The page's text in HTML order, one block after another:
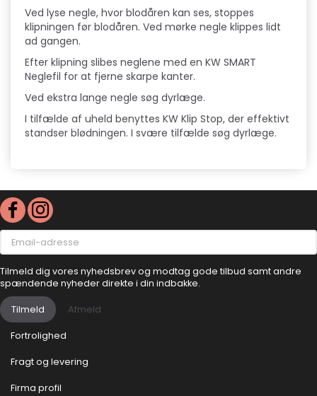
Ved lyse negle, hvor blodåren kan ses, stoppes
klipningen før blodåren. Ved mørke negle klippes lidt
ad gangen.
Efter klipning slibes neglene med en KW SMART
Neglefil for at fjerne skarpe kanter.
Ved ekstra lange negle søg dyrlæge.
I tilfælde af uheld benyttes KW Klip Stop, der effektivt
standser blødningen. I svære tilfælde søg dyrlæge.
Email-
adresse
Tilmeld dig vores nyhedsbrev og modtag gode tilbud samt andre
spændende nyheder direkte i din indbakke.
Tilmeld Afmeld
Fortrolighed
Fragt og levering
Firma profil